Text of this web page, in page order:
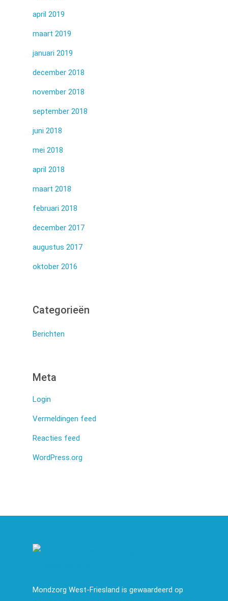
april 2019
maart 2019
januari 2019
december 2018
november 2018
september 2018
juni 2018
mei 2018
april 2018
maart 2018
februari 2018
december 2017
augustus 2017
oktober 2016
Categorieën
Berichten
Meta
Login
Vermeldingen feed
Reacties feed
WordPress.org
Mondzorg West-Friesland is gewaardeerd op